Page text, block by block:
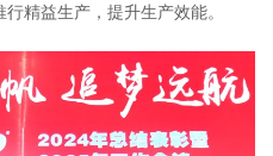
精益生产，提升生产效能。